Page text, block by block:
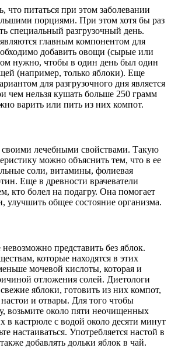
питаться при этом заболевании
порциями. При этом хотя бы раз
специальный разгрузочный день.
главным компонентом для
добавить овощи (сырые или
нужно, чтобы в один день был один
(например, только яблоки). Еще
для разгрузочного дня является
чем нельзя кушать больше 250 грамм
варить или пить из них компот.
своими лечебными свойствами. Такую
можно объяснить тем, что в ее
соли, витамины, фолиевая
Еще в древности врачеватели
кто болел на подагру. Она помогает
улучшить общее состояние организма.
представить без яблок.
которые находятся в этих
мочевой кислоты, которая и
отложения солей. Диетологи
яблоки, готовить из них компот,
и отвары. Для того чтобы
возьмите около пяти неочищенных
в кастрюле с водой около десяти минут
настаиваться. Употребляется настой в
добавлять дольки яблок в чай.